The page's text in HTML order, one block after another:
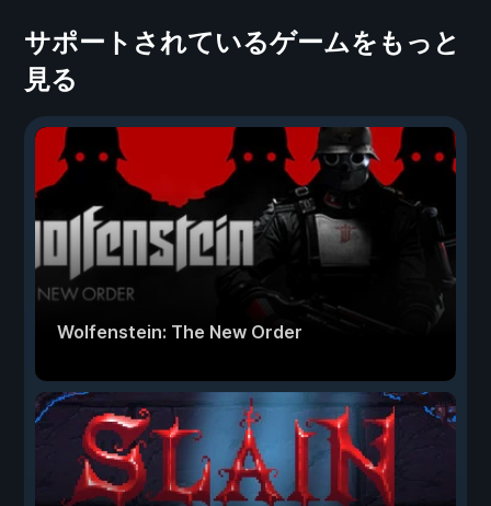
サポートされているゲームをもっと
見る
Wolfenstein: The New Order